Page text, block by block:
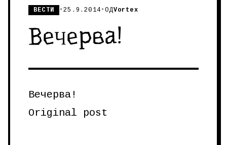
ВЕСТИ •25.9.2014 •ОДVortex
Вечерва!
Вечерва!
Original post